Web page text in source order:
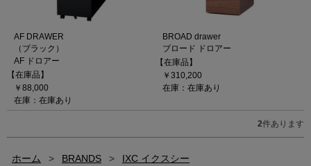
AF DRAWER
（ブラック）
AF ドロアー
【在庫品】
￥88,000
在庫：在庫あり
BROAD drawer
ブロード ドロアー
【在庫品】
￥310,200
在庫：在庫あり
2件あります
ホーム > BRANDS > IXC イクスシー